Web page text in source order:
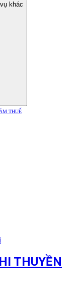
khác
THUẾ
THUYỀN